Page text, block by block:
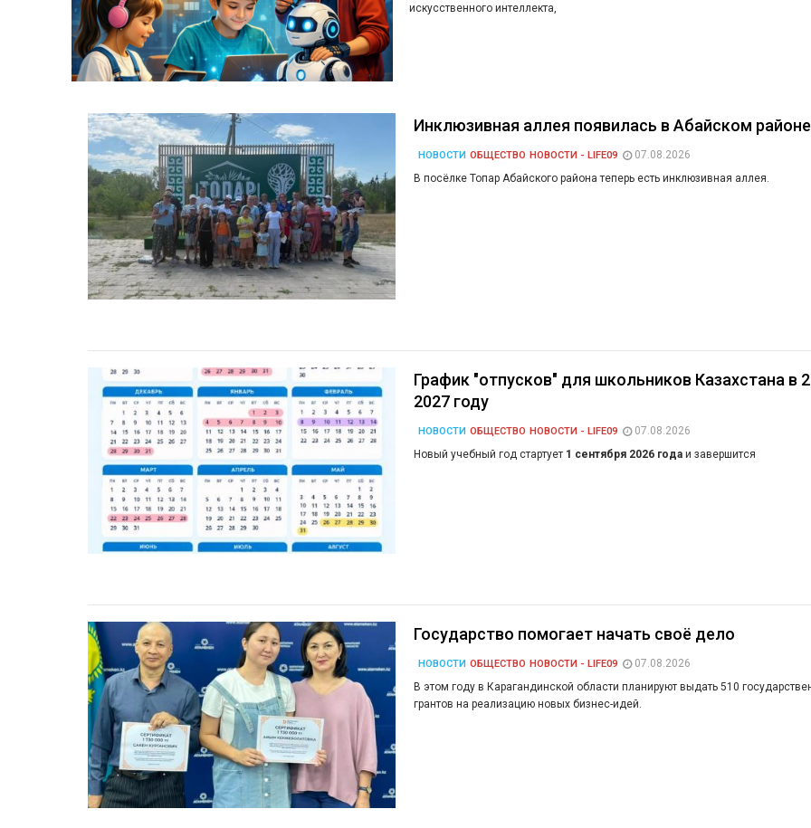
искусственного интеллекта,
Инклюзивная аллея появилась в Абайском районе
НОВОСТИ ОБЩЕСТВО НОВОСТИ - LIFE09
07.08.2026
В посёлке Топар Абайского района теперь есть инклюзивная аллея.
График "отпусков" для школьников Казахстана в
2027 году
НОВОСТИ ОБЩЕСТВО НОВОСТИ - LIFE09
07.08.2026
Новый учебный год стартует 1 сентября 2026 года и завершится
Государство помогает начать своё дело
НОВОСТИ ОБЩЕСТВО НОВОСТИ - LIFE09
07.08.2026
В этом году в Карагандинской области планируют выдать 510
грантов на реализацию новых бизнес-идей.